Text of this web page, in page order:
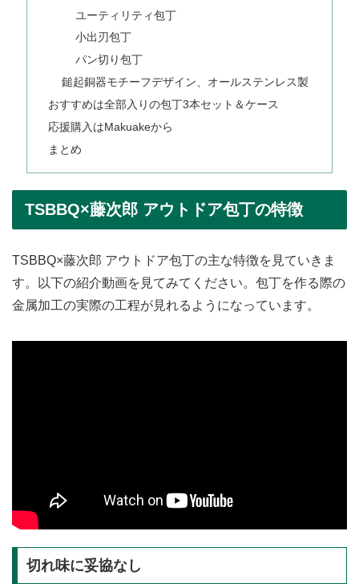
ユーティリティ包丁
小出刃包丁
パン切り包丁
鎚起銅器モチーフデザイン、オールステンレス製
おすすめは全部入りの包丁3本セット＆ケース
応援購入はMakuakeから
まとめ
TSBBQ×藤次郎 アウトドア包丁の特徴
TSBBQ×藤次郎 アウトドア包丁の主な特徴を見ていきま
す。以下の紹介動画を見てみてください。包丁を作る際の
金属加工の実際の工程が見れるようになっています。
切れ味に妥協なし